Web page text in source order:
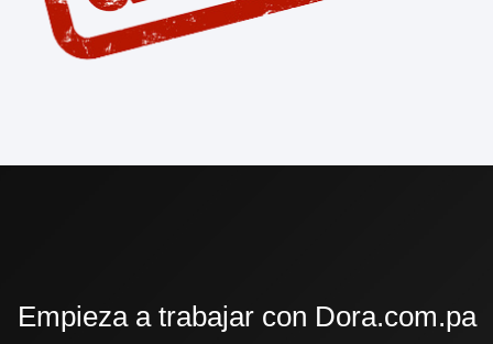
Empieza a trabajar con Dora.com.pa